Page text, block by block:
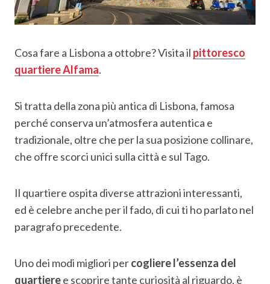
Cosa fare a Lisbona a ottobre? Visita il pittoresco
quartiere Alfama.
Si tratta della zona più antica di Lisbona, famosa
perché conserva un’atmosfera autentica e
tradizionale, oltre che per la sua posizione collinare,
che offre scorci unici sulla città e sul Tago.
Il quartiere ospita diverse attrazioni interessanti,
ed è celebre anche per il fado, di cui ti ho parlato nel
paragrafo precedente.
Uno dei modi migliori percogliere l’essenza del
quartieree scoprire tante curiosità al riguardo, è